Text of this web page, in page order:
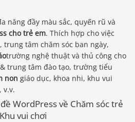
năng đầy màu sắc, quyến rũ và
cho trẻ em. Thích hợp cho việc
trung tâm chăm sóc ban ngày,
trường nghệ thuật và thủ công cho
& trung tâm đào tạo, trường tiểu
non giáo dục, khoa nhi, khu vui
v.v.
WordPress về Chăm sóc trẻ
vui chơi